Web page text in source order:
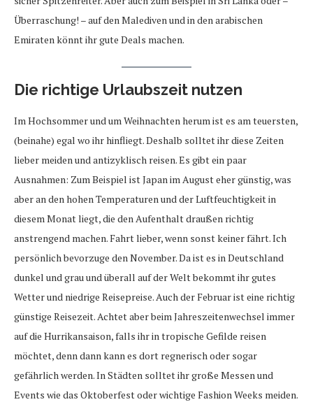
Überraschung! – auf den Malediven und in den arabischen
Emiraten könnt ihr gute Deals machen.
Die richtige Urlaubszeit nutzen
Im Hochsommer und um Weihnachten herum ist es am teuersten,
(beinahe) egal wo ihr hinfliegt. Deshalb solltet ihr diese Zeiten
lieber meiden und antizyklisch reisen. Es gibt ein paar
Ausnahmen: Zum Beispiel ist Japan im August eher günstig, was
aber an den hohen Temperaturen und der Luftfeuchtigkeit in
diesem Monat liegt, die den Aufenthalt draußen richtig
anstrengend machen. Fahrt lieber, wenn sonst keiner fährt. Ich
persönlich bevorzuge den November. Da ist es in Deutschland
dunkel und grau und überall auf der Welt bekommt ihr gutes
Wetter und niedrige Reisepreise. Auch der Februar ist eine richtig
günstige Reisezeit. Achtet aber beim Jahreszeitenwechsel immer
auf die Hurrikansaison, falls ihr in tropische Gefilde reisen
möchtet, denn dann kann es dort regnerisch oder sogar
gefährlich werden. In Städten solltet ihr große Messen und
Events wie das Oktoberfest oder wichtige Fashion Weeks meiden.